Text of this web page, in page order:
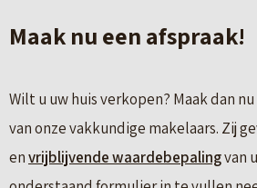
Maak nu een afspraak!
Wilt u uw huis verkopen? Maak dan
van onze vakkundige makelaars. Zij
envrijblijvende waardebepalingvan